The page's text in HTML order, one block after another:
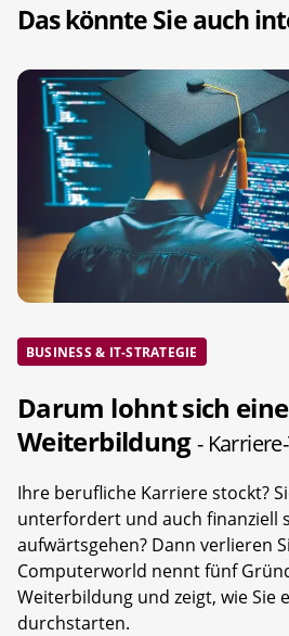
Das könnte Sie auch
BUSINESS & IT-STRATEGIE
Darum lohnt sich eine
Weiterbildung-
Ihre berufliche Karriere stockt?
unterfordert und auch finanziell
aufwärtsgehen? Dann verlieren
Computerworld nennt fünf
Weiterbildung und zeigt, wie Sie
durchstarten.